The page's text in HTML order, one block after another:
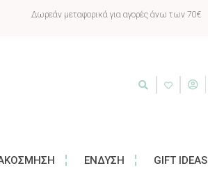
Δωρεάν μεταφορικά για αγορές άνω των 70€
ΈΝΔΥΣΗ GIFT IDEAS